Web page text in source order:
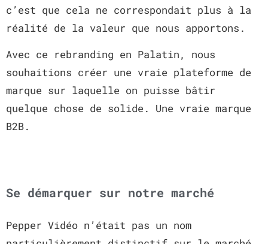
c’est que cela ne correspondait plus à la
réalité de la valeur que nous apportons.
Avec ce rebranding en Palatin, nous
souhaitions créer une vraie plateforme de
marque sur laquelle on puisse bâtir
quelque chose de solide. Une vraie marque
B2B.
Se démarquer sur notre marché
Pepper Vidéo n’était pas un nom